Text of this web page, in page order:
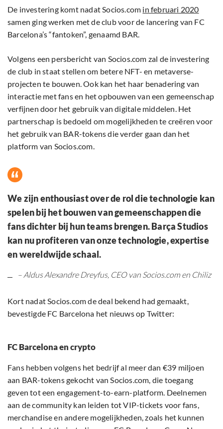
De investering komt nadat Socios.com in februari 2020
samen ging werken met de club voor de lancering van FC
Barcelona’s “fantoken”, genaamd BAR.
Volgens een persbericht van Socios.com zal de investering
de club in staat stellen om betere NFT- en metaverse-
projecten te bouwen. Ook kan het haar benadering van
interactie met fans en het opbouwen van een gemeenschap
verfijnen door het gebruik van digitale middelen. Het
partnerschap is bedoeld om mogelijkheden te creëren voor
het gebruik van BAR-tokens die verder gaan dan het
platform van Socios.com.
We zijn enthousiast over de rol die technologie kan
spelen bij het bouwen van gemeenschappen die
fans dichter bij hun teams brengen. Barça Studios
kan nu profiteren van onze technologie, expertise
en wereldwijde schaal.
– Aldus Alexandre Dreyfus, CEO van Socios.com en Chiliz
Kort nadat Socios.com de deal bekend had gemaakt,
bevestigde FC Barcelona het nieuws op Twitter:
FC Barcelona en crypto
Fans hebben volgens het bedrijf al meer dan €39 miljoen
aan BAR-tokens gekocht van Socios.com, die toegang
geven tot een engagement-to-earn-platform. Deelnemen
aan de community kan leiden tot VIP-tickets voor fans,
merchandise en andere mogelijkheden, zoals het kunnen